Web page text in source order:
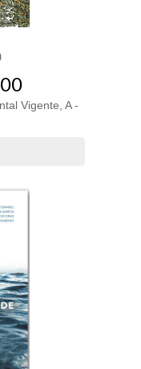
Vigente, A -